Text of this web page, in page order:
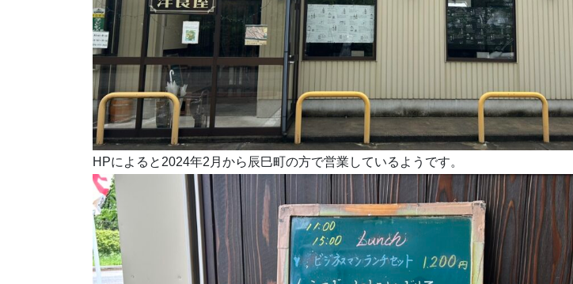
HPによると2024年2月から辰巳町の方で営業しているようです。